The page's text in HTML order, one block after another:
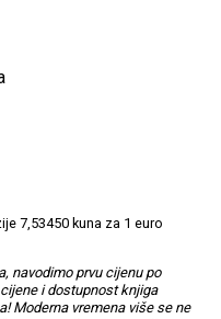
7,53450 kuna za 1 euro
navodimo prvu cijenu po
i dostupnost knjiga
Moderna vremena više se ne